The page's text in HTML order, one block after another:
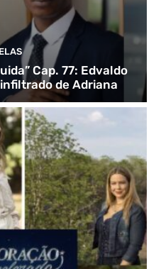
Cap. 77: Edvaldo
de Adriana